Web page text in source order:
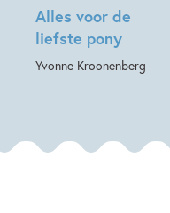
Alles voor de
liefste pony
Yvonne Kroonenberg